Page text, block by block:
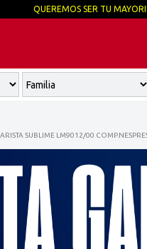
SUBLIME LM9012/00
QUEREMOS SER TU